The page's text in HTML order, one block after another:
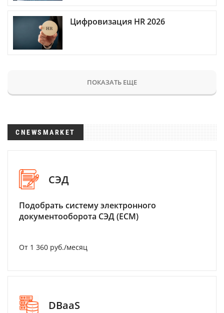
Цифровизация HR 2026
ПОКАЗАТЬ ЕЩЕ
CNEWSMARKET
СЭД
Подобрать систему электронного
документооборота СЭД (ECM)
От 1 360 руб./месяц
DBaaS